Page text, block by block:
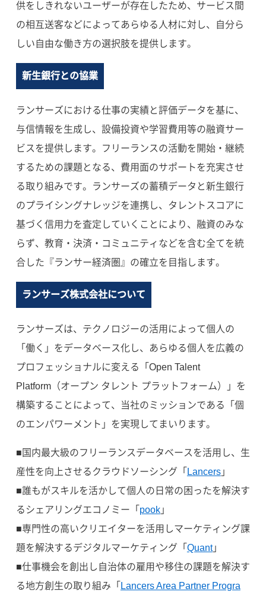
供をしきれないユーザーが存在したため、サービス間
の相互送客などによってあらゆる人材に対し、自分ら
しい自由な働き方の選択肢を提供します。
新生銀行との協業
ランサーズにおける仕事の実績と評価データを基に、
与信情報を生成し、設備投資や学習費用等の融資サー
ビスを提供します。フリーランスの活動を開始・継続
するための課題となる、費用面のサポートを充実させ
る取り組みです。ランサーズの蓄積データと新生銀行
のプライシングナレッジを連携し、タレントスコアに
基づく信用力を査定していくことにより、融資のみな
らず、教育・決済・コミュニティなどを含む全てを統
合した『ランサー経済圏』の確立を目指します。
ランサーズ株式会社について
ランサーズは、テクノロジーの活用によって個人の
「働く」をデータベース化し、あらゆる個人を広義の
プロフェッショナルに変える「Open Talent
Platform（オープン タレント プラットフォーム）」を
構築することによって、当社のミッションである「個
のエンパワーメント」を実現してまいります。
■国内最大級のフリーランスデータベースを活用し、生
産性を向上させるクラウドソーシング「 Lancers」
■誰もがスキルを活かして個人の日常の困ったを解決す
るシェアリングエコノミー「 pook」
■専門性の高いクリエイターを活用しマーケティング課
題を解決するデジタルマーケティング「 Quant」
■仕事機会を創出し自治体の雇用や移住の課題を解決す
る地方創生の取り組み「 Lancers Area Partner Progra